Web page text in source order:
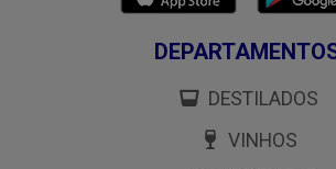
DESTILADOS
VINHOS